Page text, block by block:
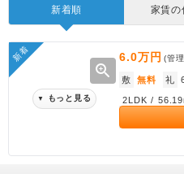
新着順 家賃の
新着
zoom_in
▼ もっと見る
6.0万円 (管
敷 無料 礼
2LDK /